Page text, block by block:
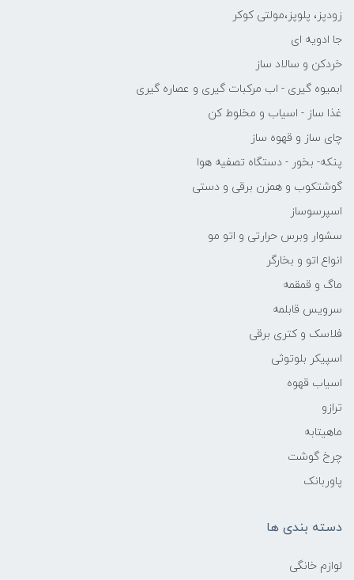
زودپز، پلوپز،مولتی کوکر
جا ادویه ای
خردکن و سالاد ساز
ابمیوه گیری - اب مرکبات گیری و عصاره گیری
غذا ساز - اسیاب و مخلوط کن
چای ساز و قهوه ساز
پنکه- بخور - دستگاه تصفیه هوا
گوشتکوب و همزن برقی و دستی
اسپرسوساز
سشوار وبرس حرارتی و اتو مو
انواع اتو و بخارگر
ماگ و قمقمه
سرویس قابلمه
فلاسک و کتری برقی
اسپیکر بلوتوثی
اسیاب قهوه
ترازو
ماهیتابه
چرخ گوشت
پاوربانک
دسته بندی ها
لوازم خانگی